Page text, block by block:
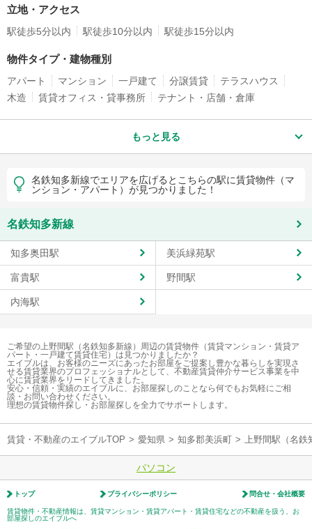
立地・アクセス
駅徒歩5分以内 駅徒歩10分以内 駅徒歩15分以内
物件タイプ・建物種別
アパート マンション 一戸建て 分譲賃貸
テラスハウス
木造
賃貸オフィス・貸事務所 テナント・店舗・倉庫
もっと見る
名鉄知多新線でエリアを広げるとこちらの駅に賃貸物件（マ
ンション・アパート）が見つかりました！
名鉄知多新線
知多奥田駅 美浜緑苑駅
富貴駅 野間駅
内海駅
ご希望の上野間駅（名鉄知多新線）周辺の賃貸物件（賃貸マンション・賃貸ア
パート・一戸建て賃貸住宅）は見つかりましたか？
エイブルは、お客様のニーズにあったお部屋をご提案し豊かな暮らしを実現さ
せる賃貸業界のプロフェッショナルとして、不動産賃貸仲介サービス事業を中
心に賃貸業界をリードしてきました。
安心・信頼・実績のエイブルに、お部屋探しのことなら何でもお気軽にご相
談・お問い合わせください。
理想の賃貸物件探し・お部屋探しを全力でサポートします。
賃貸・不動産のエイブルTOP > 愛知県 > 知多郡美浜町 > 上野間駅（名鉄
パソコン
トップ プライバシーポリシー 問合せ・会社概要
賃貸物件・不動産情報は、賃貸マンション・賃貸アパート・賃貸住宅などの不動産を扱う、お
部屋探しのエイブルへ